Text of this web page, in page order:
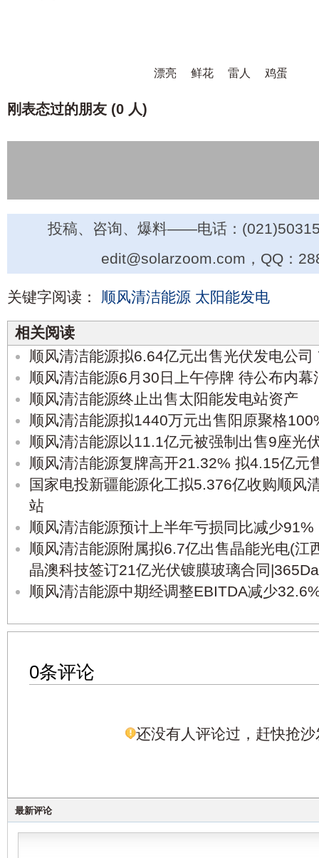
漂亮 鲜花 雷人 鸡蛋
刚表态过的朋友 (0 人)
投稿、咨询、爆料——电话：
edit@solarzoom.com，QQ：
关键字阅读： 顺风清洁能源 太阳能发电
相关阅读
顺风清洁能源拟6.64亿元出售光伏发电公司
顺风清洁能源6月30日上午停牌 待公布内幕
顺风清洁能源终止出售太阳能发电站资产
顺风清洁能源拟1440万元出售阳原聚格
顺风清洁能源以11.1亿元被强制出售9座光
顺风清洁能源复牌高开21.32% 拟4.15亿元
国家电投新疆能源化工拟5.376亿收购顺风
站
顺风清洁能源预计上半年亏损同比减少91%
顺风清洁能源附属拟6.7亿出售晶能光电(江
晶澳科技签订21亿光伏镀膜玻璃合同
顺风清洁能源中期经调整EBITDA减少
0条评论
还没有人评论过，赶快抢沙
最新评论